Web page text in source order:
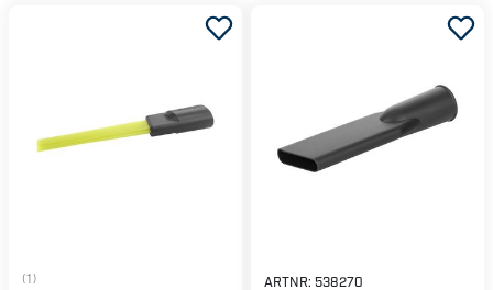
(1)
ARTNR: 538270